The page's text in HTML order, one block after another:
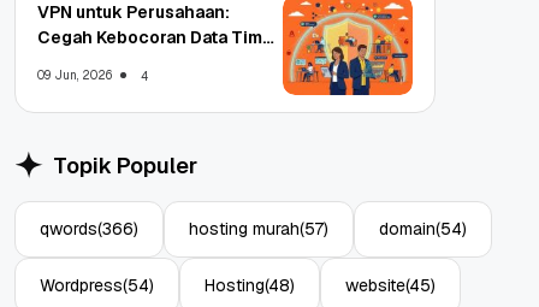
VPN untuk Perusahaan:
Cegah Kebocoran Data Tim
09 Jun, 2026 4
Topik Populer
qwords(366) hosting murah(57) domain(54)
Wordpress(54) Hosting(48) website(45)